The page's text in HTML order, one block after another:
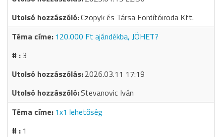
Czopyk és Társa Fordítóiroda Kft.
120.000 Ft ajándékba, JÖHET?
3
2026.03.11 17:19
Stevanovic Iván
1x1 lehetőség
1